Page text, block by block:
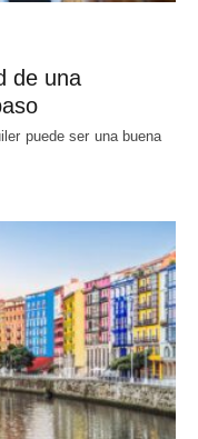
de una
puede ser una buena